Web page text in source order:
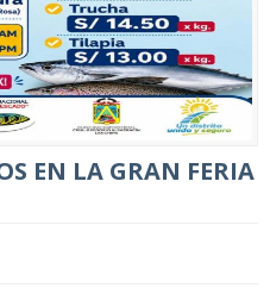
EN LA GRAN FERIA